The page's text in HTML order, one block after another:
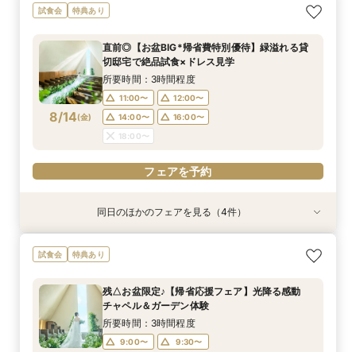
8/13(木)
＼1軒目限定★3万ギフト付／ドレス＆挙式料プレ
ゼント×和牛試食
11:00〜
12:00〜
14:00〜
16:00〜
18:00〜
フェアを予約
8/13(木)
【6名～30名の少人数婚】挙式＆会食Newプラ
ン誕生！無料試食付
11:00〜
12:00〜
14:00〜
16:00〜
18:00〜
フェアを予約
8/13(木)
【60分で完結】即決営業ナシで安心！気軽によ
りみちツアー
12:00〜
13:00〜
15:00〜
16:00〜
17:00〜
フェアを予約
8/13(木)
【タイパ重視！60分で完結◎】オンラインで会
場案内＆相談会
12:00〜
13:00〜
15:00〜
16:00〜
17:00〜
フェアを予約
試食会 特典あり
8/14(金)
直前◎【お盆BIG*帰省費特別優待】緑溢れる貸
切邸宅で絶品試食×ドレス見学
所要時間：3時間程度
11:00〜
12:00〜
14:00〜
16:00〜
18:00〜
フェアを予約
特典あり
8/14(金)
＼1軒目限定★3万ギフト付／ドレス＆挙式料プレ
ゼント×和牛試食
11:00〜
12:00〜
14:00〜
16:00〜
18:00〜
特典あり
8/14(金)
【6名～30名の少人数婚】挙式＆会食Newプラ
ン誕生！無料試食付
11:00〜
12:00〜
14:00〜
16:00〜
18:00〜
8/14(金)
【60分で完結】即決営業ナシで安心！気軽によ
りみちツアー
12:00〜
13:00〜
15:00〜
16:00〜
17:00〜
8/14(金)
【タイパ重視！60分で完結◎】オンラインで会
場案内＆相談会
12:00〜
13:00〜
15:00〜
16:00〜
17:00〜
同日のほかのフェアを見る（4件）
試食会 特典あり
残△お盆限定♪【帰省応援フェア】光降る感動
チャペル＆ガーデン体験
所要時間：3時間程度
9:00〜
9:30〜